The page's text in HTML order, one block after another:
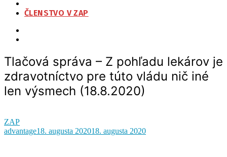
ČLENSTVO V ZAP
Tlačová správa – Z pohľadu lekárov je
zdravotníctvo pre túto vládu nič iné
len výsmech (18.8.2020)
ZAP
advantage18. augusta 202018. augusta 2020